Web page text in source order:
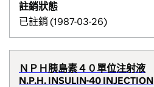
註銷狀態
已註銷 (1987-03-26)
ＮＰＨ胰島素４０單位注射液
N.P.H. INSULIN-40 INJECTION